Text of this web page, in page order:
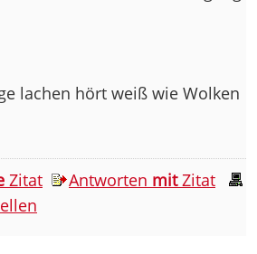
lachen hört weiß wie Wolken
Zitat Antworten mitZitat